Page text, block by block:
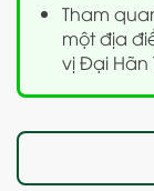
Tham
một địa
vị Đại Hãn